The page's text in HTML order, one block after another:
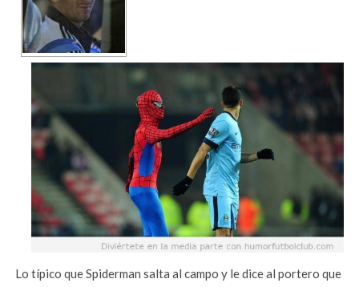
Lo típico que Spiderman salta al campo y le dice al portero que